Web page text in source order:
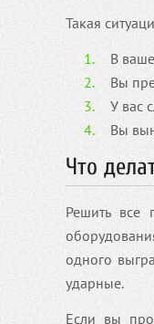
Такая
В
Вы
У вас
Вы
Что
Решить все
одного
ударные.
Если вы